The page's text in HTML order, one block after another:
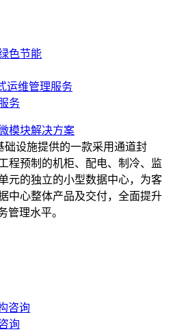
色节能
运维管理服务
务
模块解决方案
础设施提供的一款采用通道封
程预制的机柜、配电、制冷、监
元的独立的小型数据中心，为客
中心整体产品及交付，全面提升
管理水平。
咨询
询